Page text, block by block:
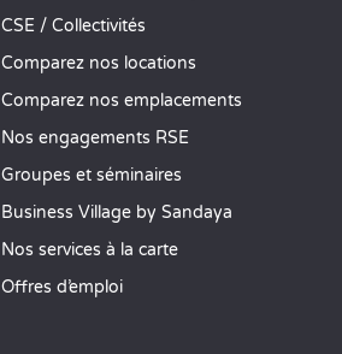
CSE / Collectivités
Comparez nos locations
Comparez nos emplacements
Nos engagements RSE
Groupes et séminaires
Business Village by Sandaya
Nos services à la carte
Offres d’emploi